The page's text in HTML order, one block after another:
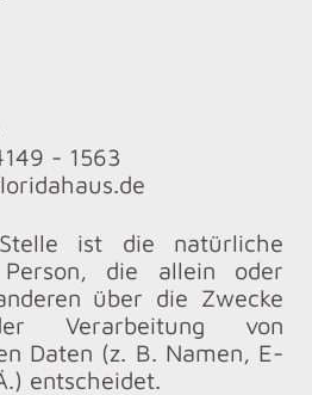
- 1563
ist die natürliche
die allein oder
über die Zwecke
Verarbeitung von
Daten (z. B. Namen, E-
entscheidet.